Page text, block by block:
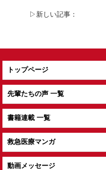
o
▷新しい記事：
トップページ
先輩たちの声 一覧
書籍連載 一覧
救急医療マンガ
動画メッセージ